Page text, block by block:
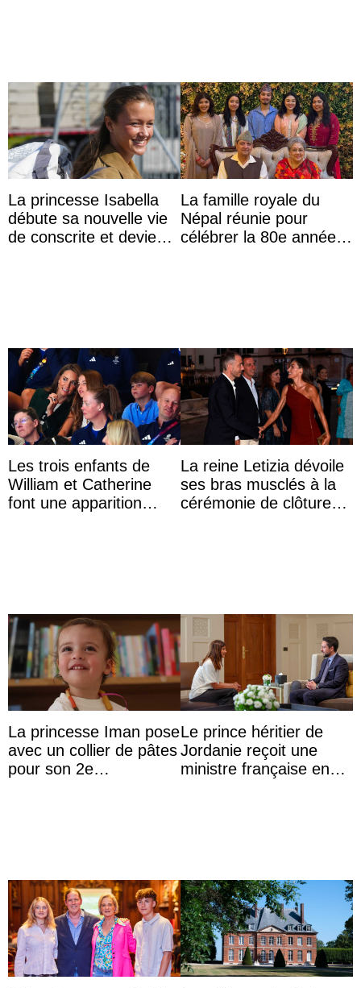
La princesse Isabella
débute sa nouvelle vie
de conscrite et devient
La famille royale du
Népal réunie pour
célébrer la 80e année
Les trois enfants de
William et Catherine
font une apparition
La reine Letizia dévoile
ses bras musclés à la
cérémonie de clôture
La princesse Iman pose
avec un collier de pâtes
pour son 2e
Le prince héritier de
Jordanie reçoit une
ministre française en